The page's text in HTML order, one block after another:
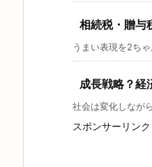
相続税・贈与
うまい表現を2ち
成長戦略？経
社会は変化しなが
スポンサーリンク